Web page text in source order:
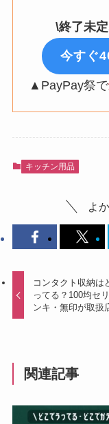
\終了未
今すぐ
▲PayPay祭で
キッチン用品
よ
コンタクト収納は
ってる？100均セ
ンキ・無印が取扱
関連記事